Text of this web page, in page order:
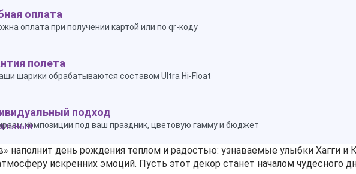
оплата
оплата при получении картой или по qr-коду
полета
шарики обрабатываются составом Ultra Hi-Float
подход
композиции под ваш праздник, цветовую гамму и бюджет
наполнит день рождения теплом и радостью: узнаваемые улыбки Хагги
искренних эмоций. Пусть этот декор станет началом чудесного